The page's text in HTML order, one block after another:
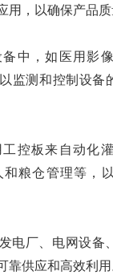
用，以确保产品质
中，如医用影
监测和控制设备
控板来自动化
粮仓管理等，
电厂、电网设备
靠供应和高效利用